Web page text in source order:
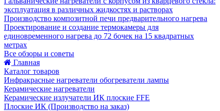
эксплуатация в различных жидкостях и растворах
Производство композитной печи предварительного нагрева
Проектирование и создание термокамеры для
единовременного нагрева до 72 бочек на 15 квадратных
метрах
Все обзоры и советы
Главная
Каталог товаров
Инфракрасные нагреватели обогреватели лампы
Керамические нагреватели
Керамические излучатели ИК плоские FFE
Плоские ИК (Производство на заказ)